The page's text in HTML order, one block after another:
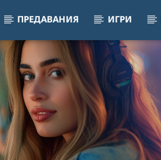
ПРЕДАВАНИЯ ИГРИ
These Walls
DUA LIPA